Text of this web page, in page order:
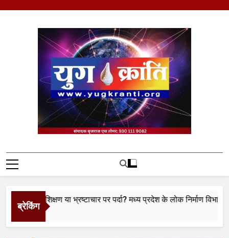
Yug Kranti | Trusted
News Portal
ब्रेकिंग
प्रशिक्षण या भ्रष्टाचार पर पर्दा? मध्य प्रदेश के लोक निर्माण विभाग पर उठे